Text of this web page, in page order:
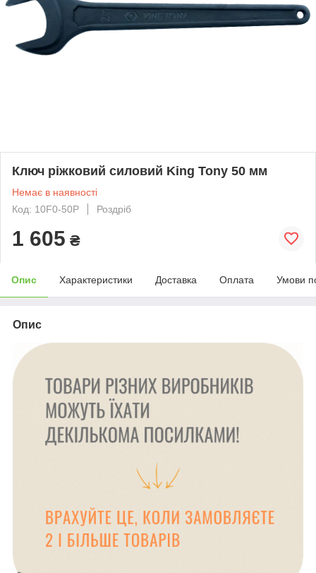
Ключ ріжковий силовий King Tony 50 мм
Немає в наявності
Код: 10F0-50P
Роздріб
1 605 ₴
Опис Характеристики Доставка Оплата Умови
Опис